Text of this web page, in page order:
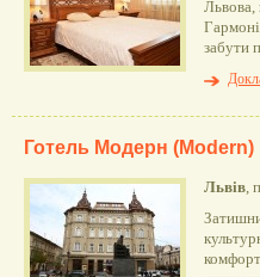
Львова,
забути
Готель Модерн (Modern)
Львів,